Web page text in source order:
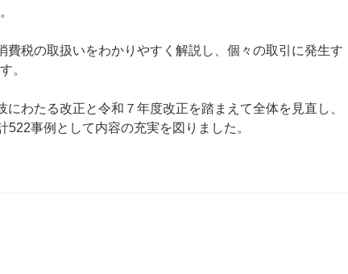
税の取扱いをわかりやすく解説し、個々の取引に発生す
。
わたる改正と令和７年度改正を踏まえて全体を見直し、
事例として内容の充実を図りました。